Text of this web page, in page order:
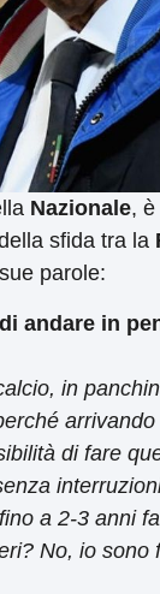
Nazionale,
sfida tra la
parole:
andare in
in
di fare
a 2-3 anni
No, io sono